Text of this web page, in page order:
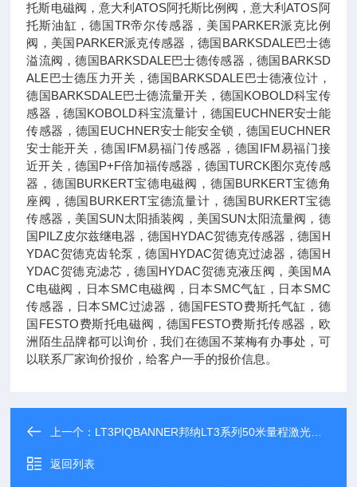
托斯电磁阀，意大利ATOS阿托斯比例阀，意大利ATOS阿
托斯油缸，德国TR帝尔传感器，美国PARKER派克比例
阀，美国PARKER派克传感器，德国BARKSDALE巴士德
溢流阀，德国BARKSDALE巴士德传感器，德国BARKSD
ALE巴士德压力开关，德国BARKSDALE巴士德液位计，
德国BARKSDALE巴士德流量开关，德国KOBOLD科宝传
感器，德国KOBOLD科宝流量计，德国EUCHNER安士能
传感器，德国EUCHNER安士能安全锁，德国EUCHNER
安士能开关，德国IFM易福门传感器，德国IFM易福门接
近开关，德国P+F倍加福传感器，德国TURCK图尔克传感
器，德国BURKERT宝德电磁阀，德国BURKERT宝德角
座阀，德国BURKERT宝德流量计，德国BURKERT宝德
传感器，美国SUN太阳插装阀，美国SUN太阳流量阀，德
国PILZ皮尔兹继电器，德国HYDAC贺德克传感器，德国H
YDAC贺德克齿轮泵，德国HYDAC贺德克过滤器，德国H
YDAC贺德克滤芯，德国HYDAC贺德克液压阀，美国MA
C电磁阀，日本SMC电磁阀，日本SMC气缸，日本SMC
传感器，日本SMC过滤器，德国FESTO费斯托气缸，德
国FESTO费斯托电磁阀，德国FESTO费斯托传感器，欧
洲陌生品牌都可以询价，我们在德国不莱梅有办事处，可
以联系厂家询价报价，给客户一手的报价信息。
上一个： LT3PIQBANNER邦纳LT3系列50米量程激光传感器
返回列表